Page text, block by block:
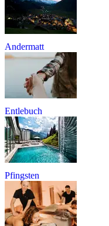
Andermatt
Entlebuch
Pfingsten